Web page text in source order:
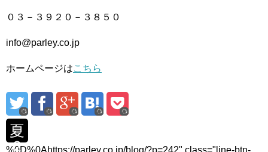
０３－３９２０－３８５０
info@parley.co.jp
ホームページはこちら
夏
２
%0D%0Ahttps://parley.co.jp/blog/?p=242" class="line-btn-